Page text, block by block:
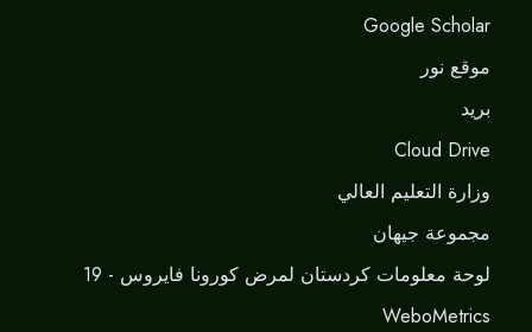
Google Scholar
موقع نور
برید
Cloud Drive
وزارة التعليم العالي
مجموعة جيهان
لوحة معلومات كردستان لمرض كورونا فايروس - 19
WeboMetrics